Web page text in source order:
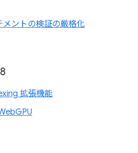
ントの検証の厳格化
拡張機能